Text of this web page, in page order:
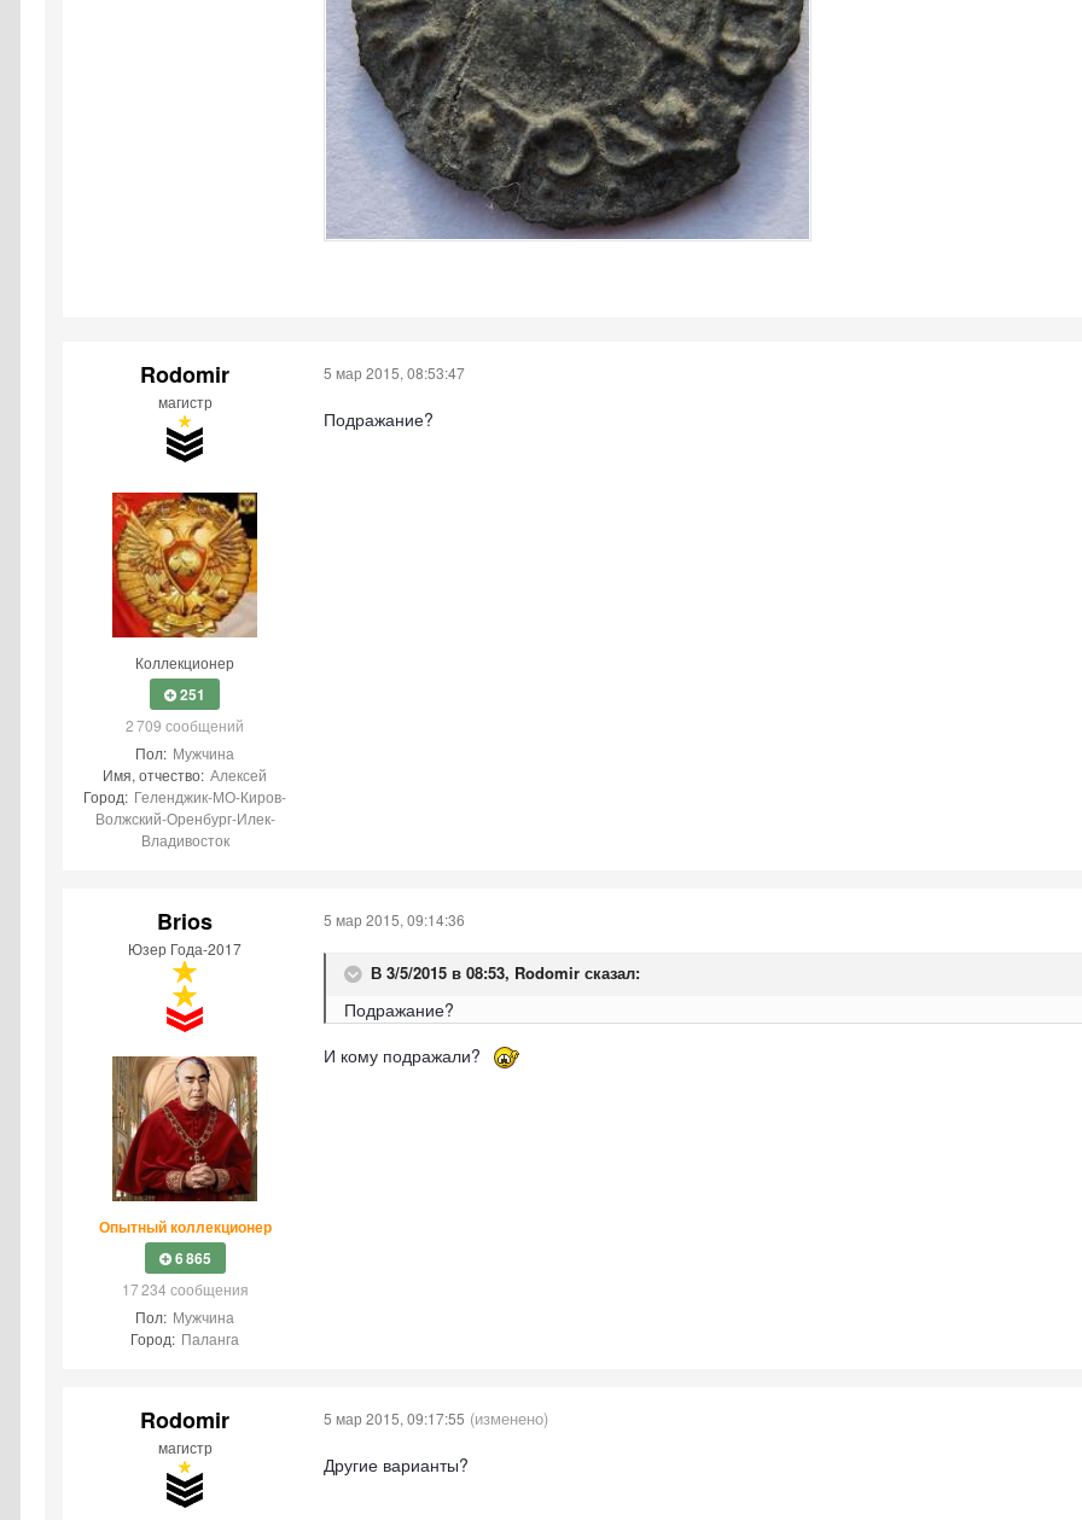
Rodomir
магистр
Коллекционер
251
2 709 сообщений
Пол: Мужчина
Имя, отчество: Алексей
Город: Геленджик-МО-Киров-
Волжский-Оренбург-Илек-
Владивосток
5 мар 2015, 08:53:47
Подражание?
Brios
Юзер Года-2017
Опытный коллекционер
6 865
17 234 сообщения
Пол: Мужчина
Город: Паланга
5 мар 2015, 09:14:36
В 3/5/2015 в 08:53, Rodomir сказал:
Подражание?
И кому подражали?
Rodomir
магистр
5 мар 2015, 09:17:55 (изменено)
Другие варианты?